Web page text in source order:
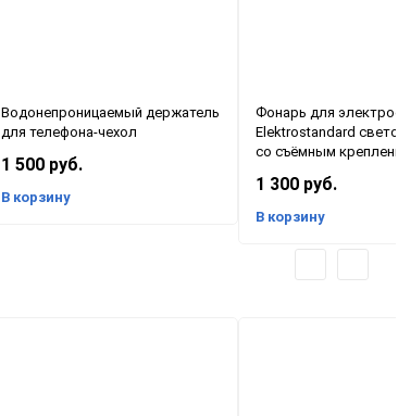
Водонепроницаемый держатель
для телефона-чехол
1 500 руб.
В корзину
Фонарь для
Elektrostandard
со съёмным
1 300 руб.
В корзину